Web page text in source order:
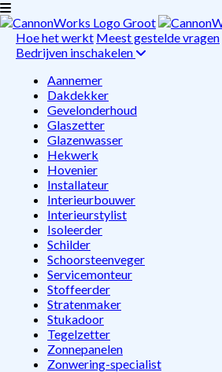
Hoe het werkt Meest gestelde vragen
Bedrijven inschakelen
Aannemer
Dakdekker
Gevelonderhoud
Glaszetter
Glazenwasser
Hekwerk
Hovenier
Installateur
Interieurbouwer
Interieurstylist
Isoleerder
Schilder
Schoorsteenveger
Servicemonteur
Stoffeerder
Stratenmaker
Stukadoor
Tegelzetter
Zonnepanelen
Zonwering-specialist